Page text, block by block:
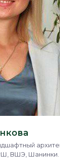
ВШЭ, Шанинки.